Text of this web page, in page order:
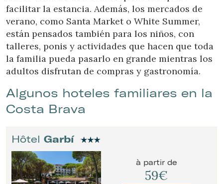
facilitar la estancia. Además, los mercados de
verano, como Santa Market o White Summer,
están pensados también para los niños, con
talleres, ponis y actividades que hacen que toda
la familia pueda pasarlo en grande mientras los
adultos disfrutan de compras y gastronomía.
Algunos hoteles familiares en la
Costa Brava
Hôtel Garbí
à partir de
59€